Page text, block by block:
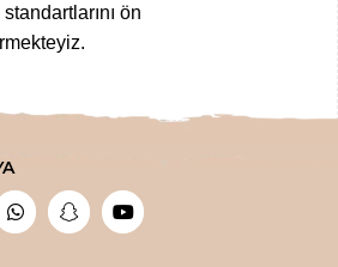
ön
,
şifalı ürünleri en